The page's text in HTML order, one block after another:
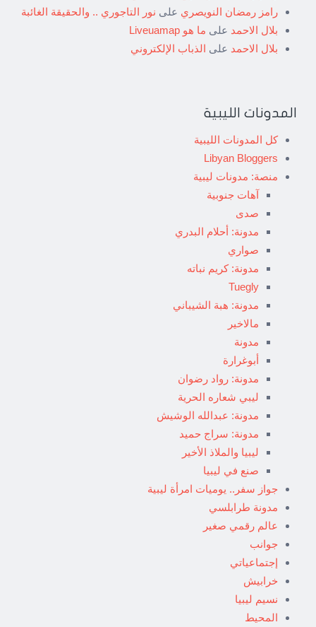
رامز رمضان النويصري على نور التاجوري .. والحقيقة الغائبة
بلال الاحمد على ما هو Liveuamap
بلال الاحمد على الذباب الإلكتروني
المدونات الليبية
كل المدونات الليبية
Libyan Bloggers
منصة: مدونات ليبية
آهات جنوبية
صدى
مدونة: أحلام البدري
صواري
مدونة: كريم نباته
Tuegly
مدونة: هبة الشيباني
مالاخير
مدونة
أبوغرارة
مدونة: رواد رضوان
ليبي شعاره الحرية
مدونة: عبدالله الوشيش
مدونة: سراج حميد
ليبيا والملاذ الأخير
صنع في ليبيا
جواز سفر.. يوميات امرأة ليبية
مدونة طرابلسي
عالم رقمي صغير
جوانب
إجتماعياتي
خرابيش
نسيم ليبيا
المحيط